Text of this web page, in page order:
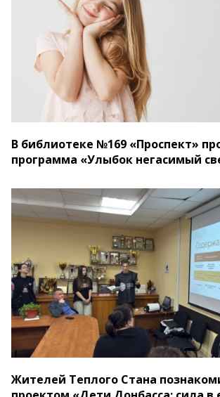
В библиотеке №169 «Проспект»
программа «Улыбок негасимый
Жителей Теплого Стана